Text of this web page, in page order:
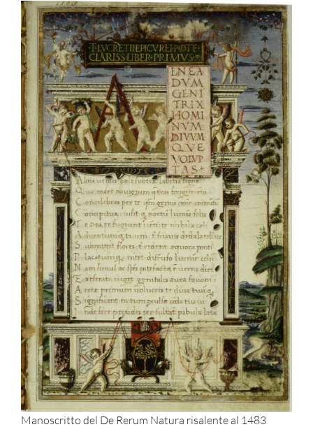
Manoscritto del De Rerum Natura risalente al 1483